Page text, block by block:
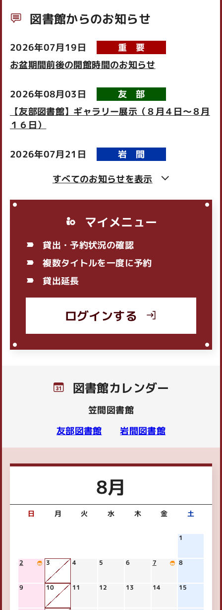
図書館からのお知らせ
2026年07月19日
重要
お盆期間前後の開館時間のお知らせ
2026年08月03日
友部
【友部図書館】ギャラリー展示（８月４日～８月
１６日）
2026年07月21日
岩間
2026年07月19日
【岩間図書館】夏休みクイズイベント「お星さま
チャレンジ2026」開催！
2026年07月17日
2026年07月01日
友部
【友部図書館】夏休みクイズイベントのお知らせ
2026年07月01日
笠間
2026年03月16日
笠間
【笠間図書館】 児童向けクイズイベントのお知
すべてのお知らせを表示
マイメニュー
貸出・予約状況の確認
複数タイトルを一度に予約
貸出延長
ログインする
図書館カレンダー
笠間図書館
友部図書館
岩間図書館
8月
日 月 火 水 木 金 土
1
2 3 4 5 6 7 8
9 10 11 12 13 14 15